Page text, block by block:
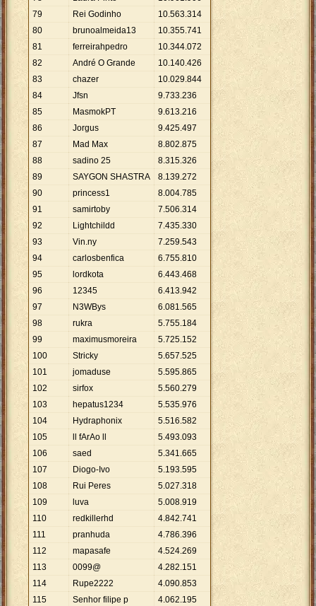
79
Rei Godinho 10.563.314
80
brunoalmeida13 10.355.741
81
ferreirahpedro 10.344.072
82
André O Grande 10.140.426
83
chazer 10.029.844
84
Jfsn 9.733.236
85
MasmokPT 9.613.216
86
Jorgus 9.425.497
87
Mad Max 8.802.875
88
sadino 25 8.315.326
89
SAYGON SHASTRA 8.139.272
90
princess1 8.004.785
91
samirtoby 7.506.314
92
Lightchildd 7.435.330
93
Vin.ny 7.259.543
94
carlosbenfica 6.755.810
95
lordkota 6.443.468
96
12345 6.413.942
97
N3WBys 6.081.565
98
rukra 5.755.184
99
maximusmoreira 5.725.152
100
Stricky 5.657.525
101
jomaduse 5.595.865
102
sirfox 5.560.279
103
hepatus1234 5.535.976
104
Hydraphonix 5.516.582
105
ll fArAo ll 5.493.093
106
saed 5.341.665
107
Diogo-Ivo 5.193.595
108
Rui Peres 5.027.318
109
luva 5.008.919
110
redkillerhd 4.842.741
111
pranhuda 4.786.396
112
mapasafe 4.524.269
113
0099@ 4.282.151
114
Rupe2222 4.090.853
115
Senhor filipe p 4.062.195